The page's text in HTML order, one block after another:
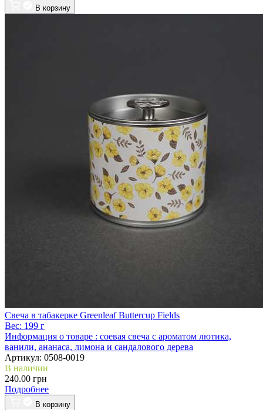
В корзину
Свеча в табакерке Greenleaf Buttercup Fields
Вес: 199 г
Информация о товаре : соевая свеча с ароматом лютика,
ванили, ананаса, лимона и сандалового дерева
Артикул: 0508-0019
В наличии
240.00 грн
Подробнее
В корзину